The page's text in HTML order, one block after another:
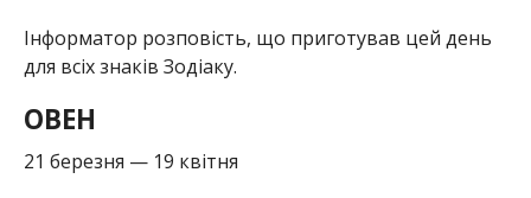
Інформатор розповість, що приготував цей день
для всіх знаків Зодіаку.
ОВЕН
21 березня — 19 квітня